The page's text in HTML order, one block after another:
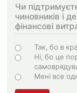
Чи
чиновників і
фінансові
Choices
Так, бо в
Ні, бо це
Мені все